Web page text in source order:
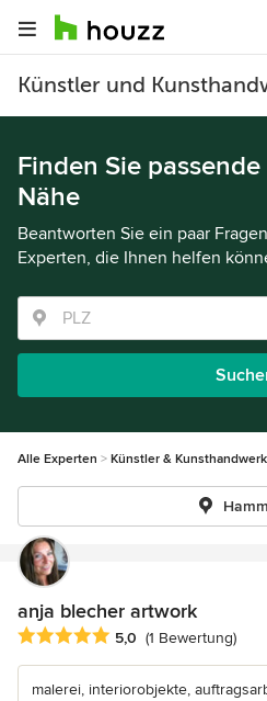
Künstler und
Finden Sie
Nähe
Beantworten Sie ein paar
Experten, die Ihnen helfen
Alle Experten Künstler & Kunsthandwerk
Hamm
anja blecher artwork
Durchschnittliche Bewertung: 5
5,0 (1 Bewertung)
malerei, interiorobjekte,